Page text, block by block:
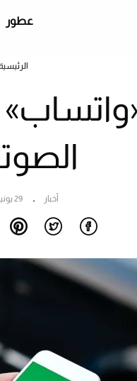
عطور
أخبار 29 يونيو 2021